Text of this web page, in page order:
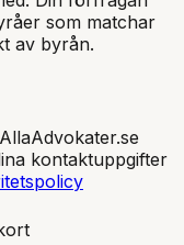
som matchar
av byrån.
kontaktuppgifter